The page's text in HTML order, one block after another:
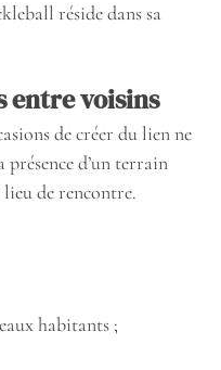
réside dans sa
entre voisins
de créer du lien ne
d’un terrain
de rencontre.
habitants ;